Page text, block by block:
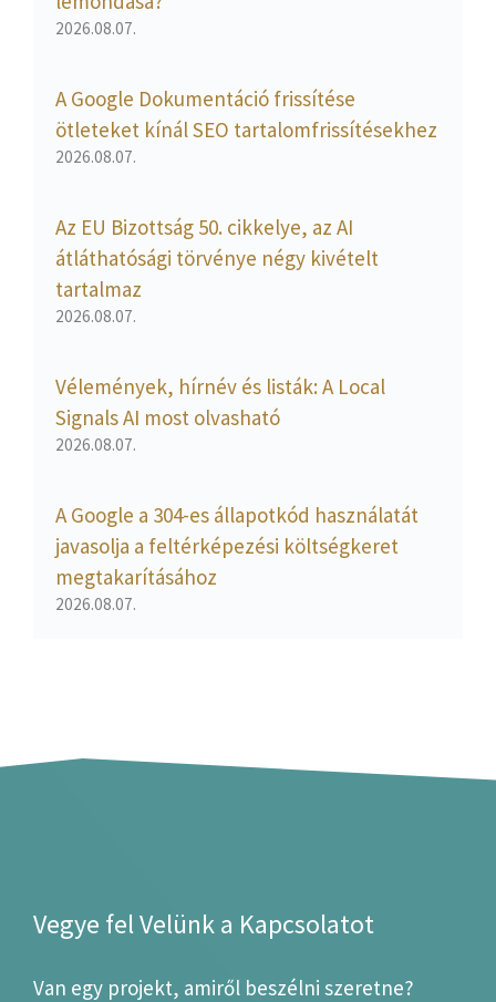
2026.08.07.
A Google Dokumentáció frissítése
ötleteket kínál SEO tartalomfrissítésekhez
2026.08.07.
Az EU Bizottság 50. cikkelye, az AI
átláthatósági törvénye négy kivételt
tartalmaz
2026.08.07.
Vélemények, hírnév és listák: A Local
Signals AI most olvasható
2026.08.07.
A Google a 304-es állapotkód használatát
javasolja a feltérképezési költségkeret
megtakarításához
2026.08.07.
Vegye fel Velünk a Kapcsolatot
Van egy projekt, amiről beszélni szeretne?